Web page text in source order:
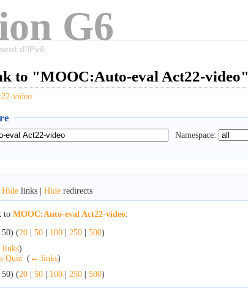
G6
d'IPv6
to "MOOC:Auto-eval Act22-video"
video
Namespace:
Hidelinks | Hideredirects
to MOOC:Auto-eval Act22-video:
50) (20 | 50 | 100 | 250 | 500)
)
Quiz ( ← links)
50) (20 | 50 | 100 | 250 | 500)